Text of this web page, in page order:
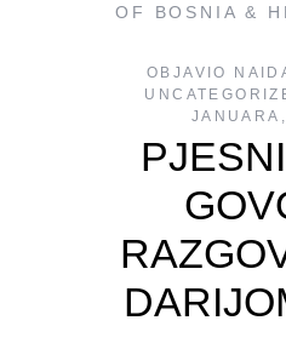
OF BOSNIA &
OBJAVIO